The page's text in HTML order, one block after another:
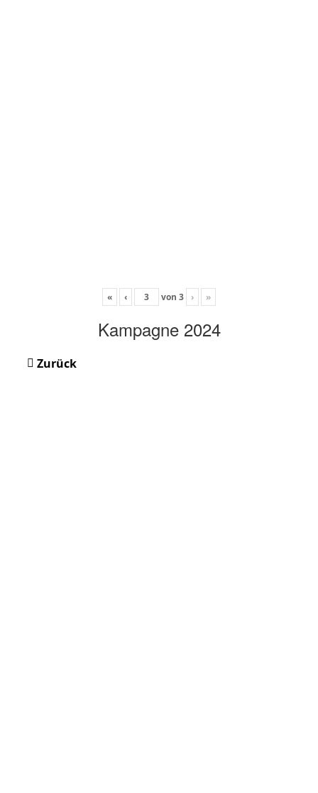
« ‹ von 3 › »
Kampagne 2024
Zurück